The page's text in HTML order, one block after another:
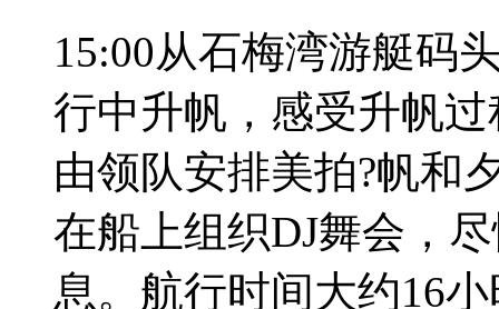
15:00从石梅湾游艇码
行中升帆，感受升帆
由领队安排美拍?帆和
在船上组织DJ舞会，
息。航行时间大约16